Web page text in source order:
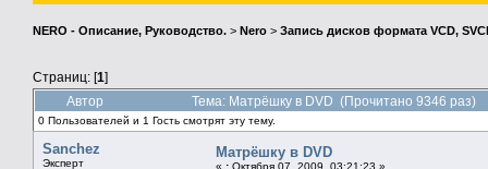
NERO - Описание, Руководство. > Nero > Запись дисков формата VCD,
Страниц: [1]
Автор
Тема: Матрёшку в DVD (Прочитано 9346 раз)
0 Пользователей и 1 Гость смотрят эту тему.
Sanchez
Эксперт
Матрёшку в DVD
« : Октября 07, 2009, 03:21:23 »